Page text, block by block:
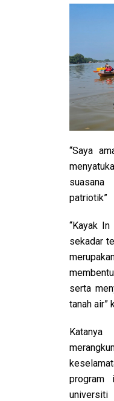
“Saya
patriotik”
“Kayak
sekadar
serta
tanah air”
program
universiti